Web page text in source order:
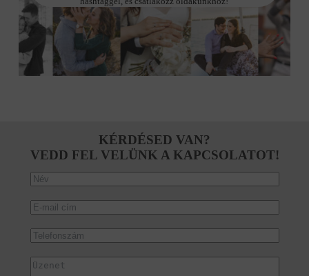
KÉRDÉSED VAN?
VEDD FEL VELÜNK A KAPCSOLATOT!